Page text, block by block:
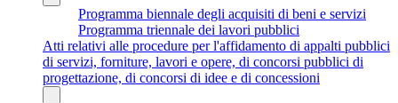
Programma biennale degli acquisiti di beni e servizi
Programma triennale dei lavori pubblici
Atti relativi alle procedure per l'affidamento di appalti pubblici
di servizi, forniture, lavori e opere, di concorsi pubblici di
progettazione, di concorsi di idee e di concessioni